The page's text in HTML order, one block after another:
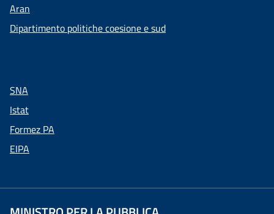
Aran
Dipartimento politiche coesione e sud
SNA
Istat
Formez PA
EIPA